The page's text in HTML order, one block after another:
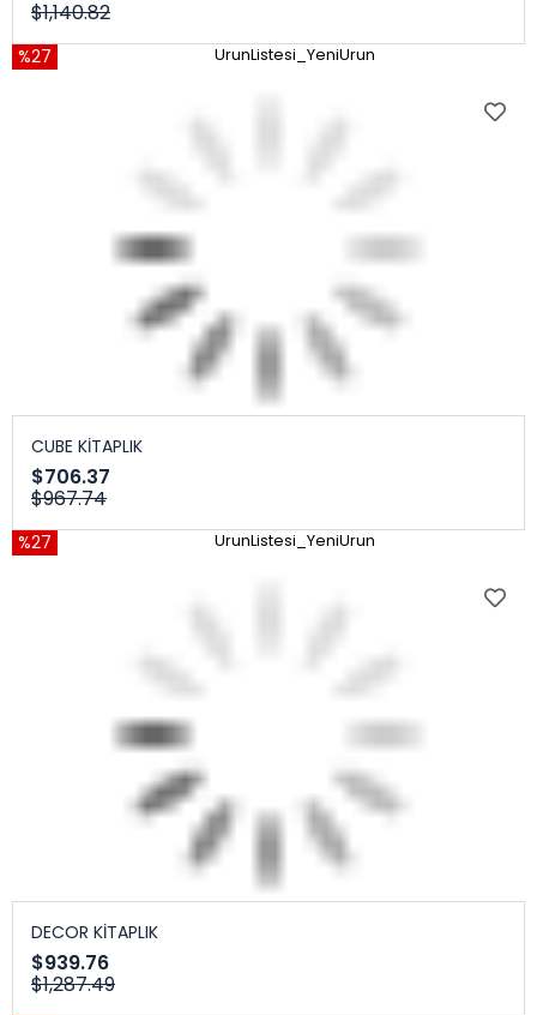
$1,140.82
%27 UrunListesi_YeniUrun
CUBE KİTAPLIK
$706.37
$967.74
%27 UrunListesi_YeniUrun
DECOR KİTAPLIK
$939.76
$1,287.49